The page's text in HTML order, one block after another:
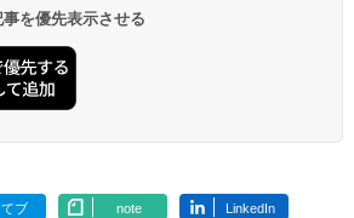
ク付き 防水 タッチ式
音量調整 スポーツ/通
勤/通学/WEB会議(ホ
ワイト)
を優先表示させる
ブ note LinkedIn